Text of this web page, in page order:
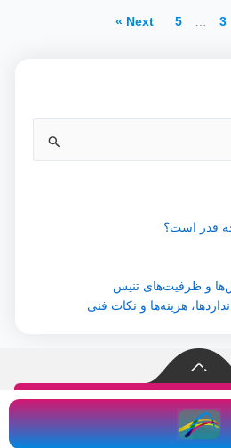
3
…
5
Next »
قدر است؟
و ظرفیت‌های تنیس
هزینه‌ها و نکات فنی